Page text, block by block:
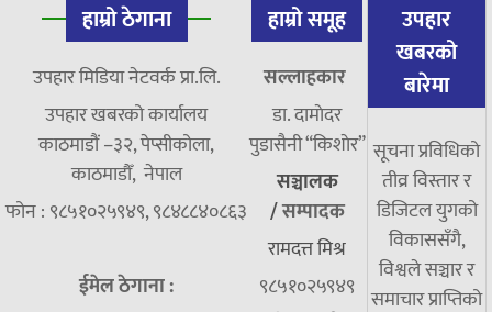
हाम्रो ठेगाना
उपहार मिडिया नेटवर्क प्रा.लि.
उपहार खबरको कार्यालय
काठमाडौं –३२, पेप्सीकोला,
काठमाडौँ, नेपाल
फोन : ९८५१०२५९४९, ९८४८८४०८६३
ईमेल ठेगाना :
हाम्रो समूह
सल्लाहकार
डा. दामाेदर
पुडासैनी “किशाेर”
सञ्चालक
/सम्पादक
रामदत्त मिश्र
९८५१०२५९४९
उपहार
खबरको
बारेमा
सूचना प्रविधिको
तीव्र विस्तार र
डिजिटल युगको
विकाससँगै,
विश्वले सञ्चार र
समाचार प्राप्तिको